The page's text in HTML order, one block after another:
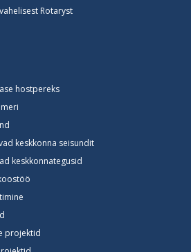
Rotaryst
hostpereks
keskkonna seisundit
keskkonnategusid
projektid